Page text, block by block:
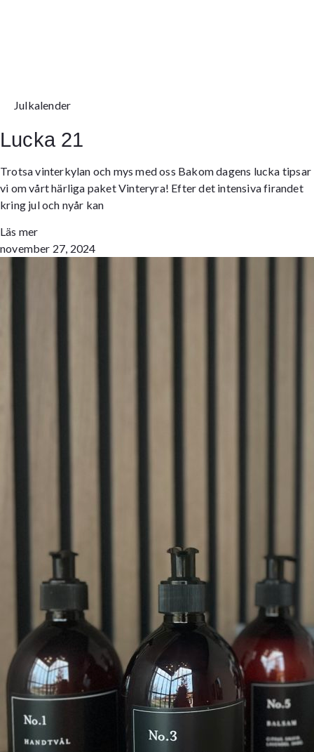
Julkalender
Lucka 21
Trotsa vinterkylan och mys med oss Bakom dagens lucka tipsar
vi om vårt härliga paket Vinteryra! Efter det intensiva firandet
kring jul och nyår kan
Läs mer
november 27, 2024